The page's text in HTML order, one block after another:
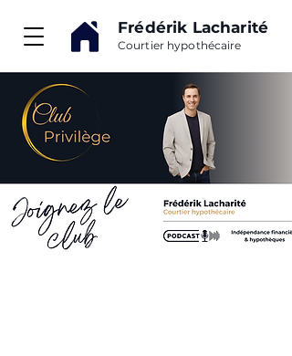
Frédérik Lacharité
Courtier hypothécaire